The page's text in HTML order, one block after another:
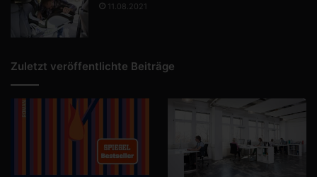
11.08.2021
Zuletzt veröffentlichte Beiträge